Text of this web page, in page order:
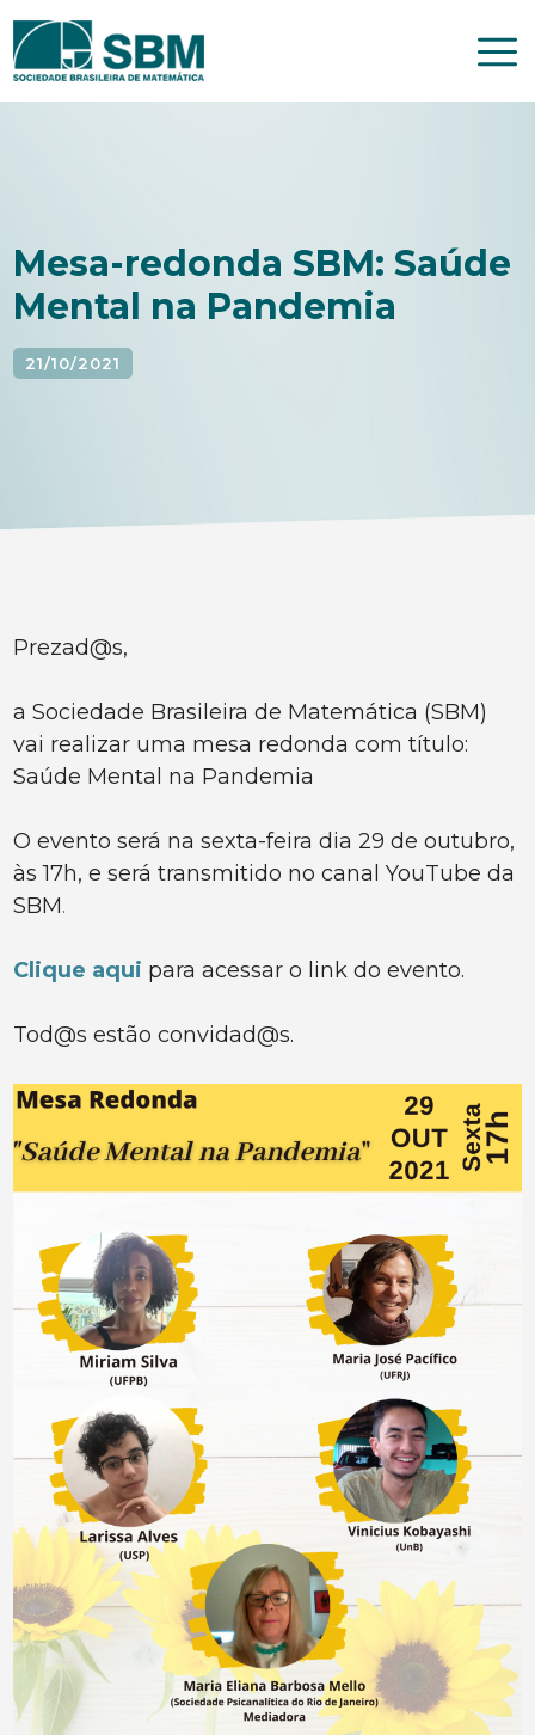
Pular
para
Mesa-redonda SBM: Saúde
Mental na Pandemia
21/10/2021
Prezad@s,
a Sociedade Brasileira de Matemática (SBM)
vai realizar uma mesa redonda com título:
Saúde Mental na Pandemia
O evento será na sexta-feira dia 29 de outubro,
às 17h, e será transmitido no canal YouTube da
SBM.
Clique aqui para acessar o link do evento.
Tod@s estão convidad@s.